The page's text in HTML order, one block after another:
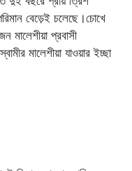
বেড়েই চলেছে।চোখে
মালেশীয়া প্রবাসী
মালেশীয়া যাওয়ার ইচ্ছা